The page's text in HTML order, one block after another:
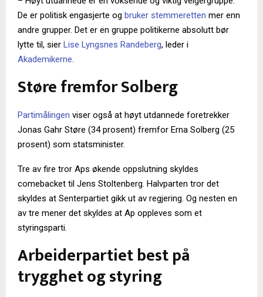
De er politisk engasjerte og bruker stemmeretten mer enn
andre grupper. Det er en gruppe politikerne absolutt bør
lytte til, sier Lise Lyngsnes Randeberg, leder i
Akademikerne.
Støre fremfor Solberg
Partimålingen viser også at høyt utdannede foretrekker
Jonas Gahr Støre (34 prosent) fremfor Erna Solberg (25
prosent) som statsminister.
Tre av fire tror Aps økende oppslutning skyldes
comebacket til Jens Stoltenberg. Halvparten tror det
skyldes at Senterpartiet gikk ut av regjering. Og nesten en
av tre mener det skyldes at Ap oppleves som et
styringsparti.
Arbeiderpartiet best på
trygghet og styring